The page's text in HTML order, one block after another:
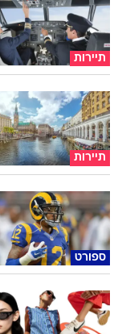
תיירות
תיירות
ספורט